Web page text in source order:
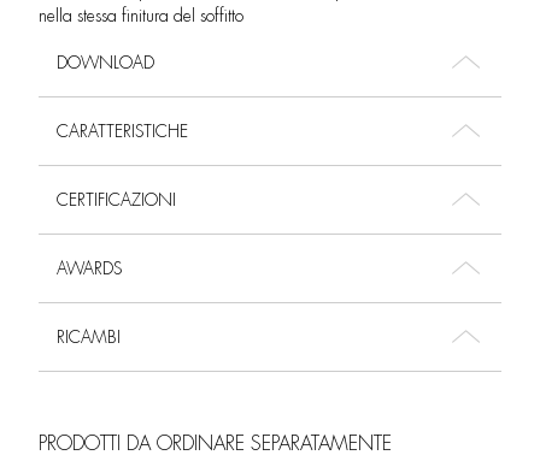
nella stessa finitura del soffitto
DOWNLOAD
CARATTERISTICHE
CERTIFICAZIONI
AWARDS
RICAMBI
PRODOTTI DA ORDINARE SEPARATAMENTE